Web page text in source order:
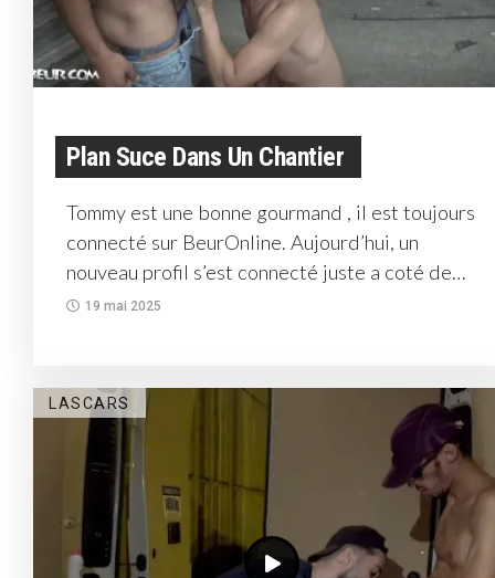
Plan Suce Dans Un Chantier
Tommy est une bonne gourmand , il est toujours
connecté sur BeurOnline. Aujourd’hui, un
nouveau profil s’est connecté juste a coté de
chez lui....
19 mai 2025
LASCARS